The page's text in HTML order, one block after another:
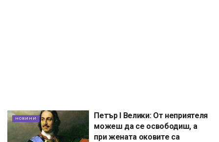
НОВИНИ
Петър I Велики: От неприятеля
можеш да се освободиш, а
при жената оковите са